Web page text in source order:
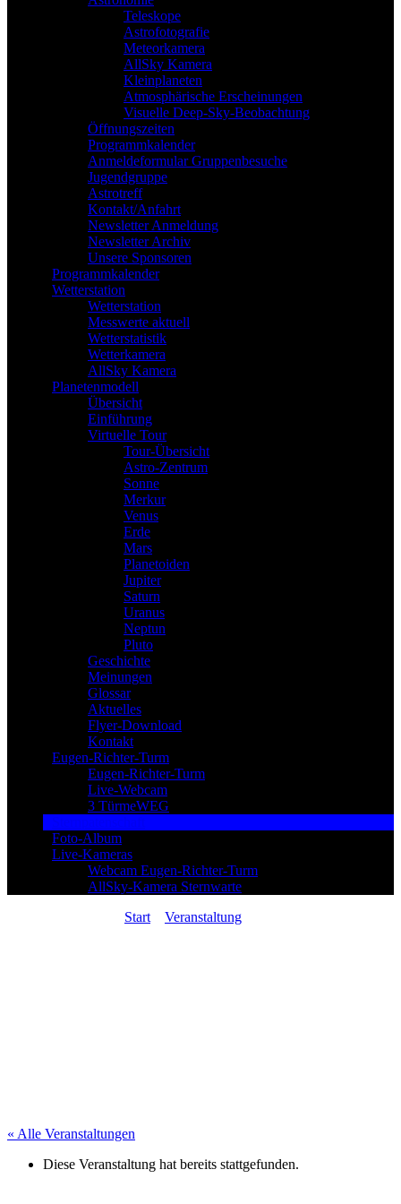
Teleskope
Astrofotografie
Meteorkamera
AllSky Kamera
Kleinplaneten
Atmosphärische Erscheinungen
Visuelle Deep-Sky-Beobachtung
Öffnungszeiten
Programmkalender
Anmeldeformular Gruppenbesuche
Jugendgruppe
Astrotreff
Kontakt/Anfahrt
Newsletter Anmeldung
Newsletter Archiv
Unsere Sponsoren
Programmkalender
Wetterstation
Wetterstation
Messwerte aktuell
Wetterstatistik
Wetterkamera
AllSky Kamera
Planetenmodell
Übersicht
Einführung
Virtuelle Tour
Tour-Übersicht
Astro-Zentrum
Sonne
Merkur
Venus
Erde
Mars
Planetoiden
Jupiter
Saturn
Uranus
Neptun
Pluto
Geschichte
Meinungen
Glossar
Aktuelles
Flyer-Download
Kontakt
Eugen-Richter-Turm
Eugen-Richter-Turm
Live-Webcam
3 TürmeWEG
Foto-Album
Live-Kameras
Webcam Eugen-Richter-Turm
AllSky-Kamera Sternwarte
Start Veranstaltung
« Alle Veranstaltungen
Diese Veranstaltung hat bereits stattgefunden.